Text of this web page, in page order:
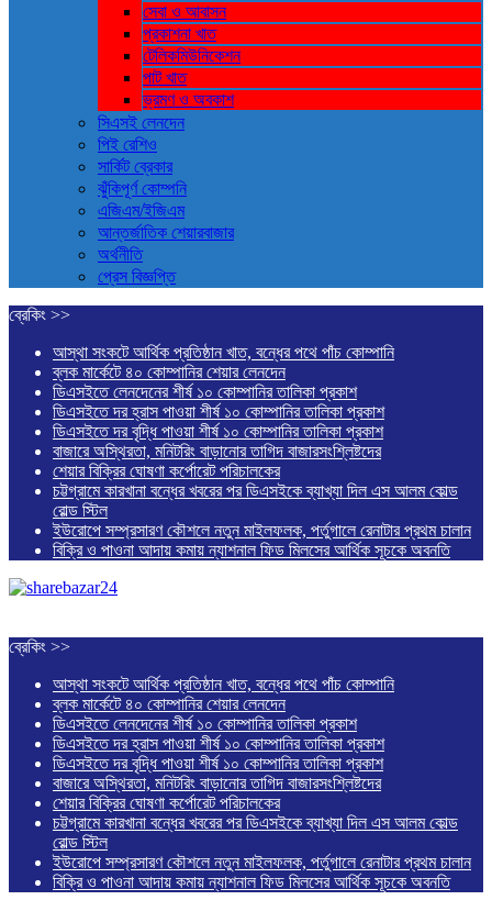
সেবা ও আবাসন
প্রকাশনা খাত
টেলিকমিউনিকেশন
পাট খাত
ভ্রমণ ও ‍অবকাশ
সিএসই লেনদেন
পিই রেশিও
সার্কিট ব্রেকার
ঝুঁকিপূর্ণ কোম্পনি
এজিএম/ইজিএম
আন্তর্জাতিক শেয়ারবাজার
অর্থনীতি
প্রেস বিজ্ঞপ্তি
ব্রেকিং >>
আস্থা সংকটে আর্থিক প্রতিষ্ঠান খাত, বন্ধের পথে পাঁচ কোম্পানি
ব্লক মার্কেটে ৪০ কোম্পানির শেয়ার লেনদেন
ডিএসইতে লেনদেনের শীর্ষ ১০ কোম্পানির তালিকা প্রকাশ
ডিএসইতে দর হ্রাস পাওয়া শীর্ষ ১০ কোম্পানির তালিকা প্রকাশ
ডিএসইতে দর বৃদ্ধি পাওয়া শীর্ষ ১০ কোম্পানির তালিকা প্রকাশ
বাজারে অস্থিরতা, মনিটরিং বাড়ানোর তাগিদ বাজারসংশ্লিষ্টদের
শেয়ার বিক্রির ঘোষণা কর্পোরেট পরিচালকের
চট্টগ্রামে কারখানা বন্ধের খবরের পর ডিএসইকে ব্যাখ্যা দিল এস আলম কোল্ড
রোল্ড স্টিল
ইউরোপে সম্প্রসারণ কৌশলে নতুন মাইলফলক, পর্তুগালে রেনাটার প্রথম চালান
বিক্রি ও পাওনা আদায় কমায় ন্যাশনাল ফিড মিলসের আর্থিক সূচকে অবনতি
ব্রেকিং >>
আস্থা সংকটে আর্থিক প্রতিষ্ঠান খাত, বন্ধের পথে পাঁচ কোম্পানি
ব্লক মার্কেটে ৪০ কোম্পানির শেয়ার লেনদেন
ডিএসইতে লেনদেনের শীর্ষ ১০ কোম্পানির তালিকা প্রকাশ
ডিএসইতে দর হ্রাস পাওয়া শীর্ষ ১০ কোম্পানির তালিকা প্রকাশ
ডিএসইতে দর বৃদ্ধি পাওয়া শীর্ষ ১০ কোম্পানির তালিকা প্রকাশ
বাজারে অস্থিরতা, মনিটরিং বাড়ানোর তাগিদ বাজারসংশ্লিষ্টদের
শেয়ার বিক্রির ঘোষণা কর্পোরেট পরিচালকের
চট্টগ্রামে কারখানা বন্ধের খবরের পর ডিএসইকে ব্যাখ্যা দিল এস আলম কোল্ড
রোল্ড স্টিল
ইউরোপে সম্প্রসারণ কৌশলে নতুন মাইলফলক, পর্তুগালে রেনাটার প্রথম চালান
বিক্রি ও পাওনা আদায় কমায় ন্যাশনাল ফিড মিলসের আর্থিক সূচকে অবনতি